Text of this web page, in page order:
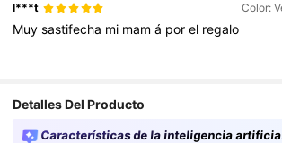
l***t Color:
Muysastifecha mi mamá porel regalo
Detalles Del Producto
Características de la inteligencia